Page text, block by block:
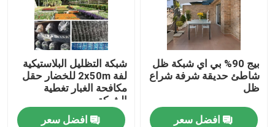
بيج 90% بي اي شبكة ظل
شاطئ حديقة شرفة شراع
ظل
افضل سعر
شبكة التظليل البلاستيكية
لفة 2x50m للخضار حقل
مكافحة الغبار تغطية
الشبكة
افضل سعر